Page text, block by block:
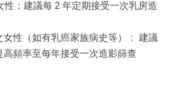
性：建議每 2 年定期接受一次乳房造
女性（如有乳癌家族病史等）： 建議
高頻率至每年接受一次造影篩查